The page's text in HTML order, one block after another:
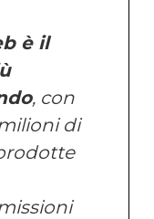
è il
, con
di